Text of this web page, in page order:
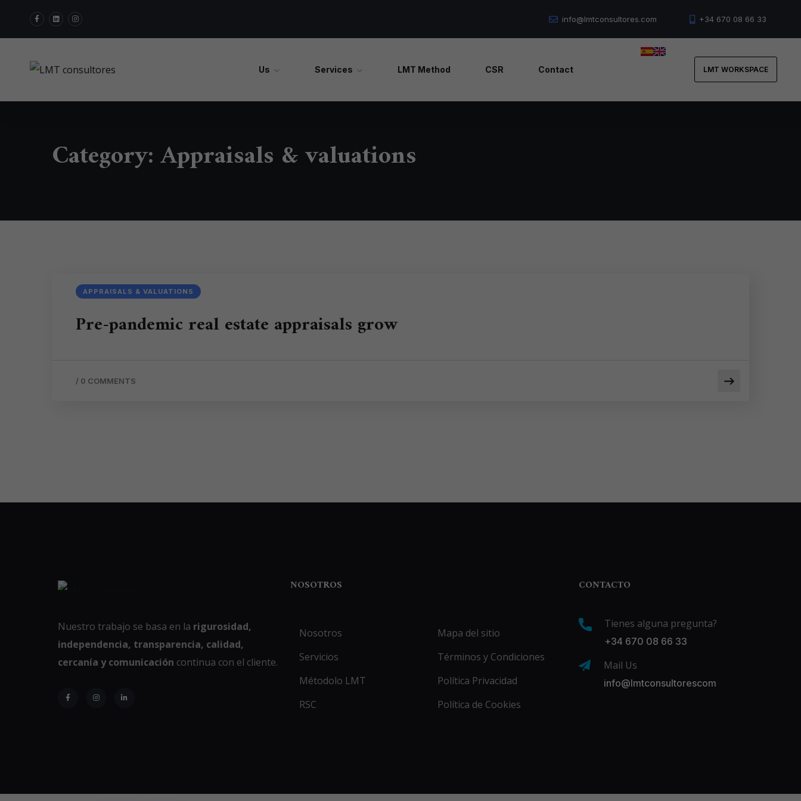
info@lmtconsultores.com +34 670 08 66 33
Us Services LMT Method CSR Contact LMT WORKSPACE
Category:Appraisals & valuations
APPRAISALS & VALUATIONS
Pre-pandemic real estate appraisals grow
/ 0 COMMENTS
Nuestro trabajo se basa en la rigurosidad,
independencia, transparencia, calidad,
cercanía y comunicación continua con el cliente.
NOSOTROS
Nosotros
Servicios
Métodolo LMT
RSC
Mapa del sitio
Términos y Condiciones
Política Privacidad
Política de Cookies
CONTACTO
Tienes alguna pregunta?
+34 670 08 66 33
Mail Us
info@lmtconsultorescom